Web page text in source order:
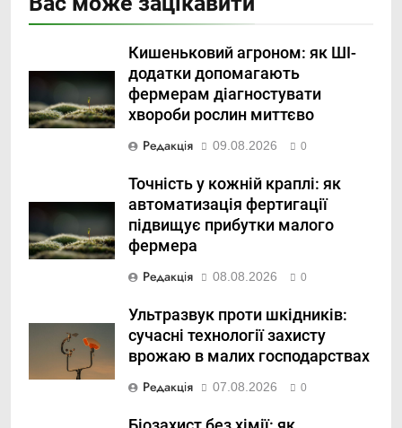
Кишеньковий агроном: як ШІ-
додатки допомагають
фермерам діагностувати
хвороби рослин миттєво
Редакція 09.08.2026 0
Точність у кожній краплі: як
автоматизація фертигації
підвищує прибутки малого
фермера
Редакція 08.08.2026 0
Ультразвук проти шкідників:
сучасні технології захисту
врожаю в малих господарствах
Редакція 07.08.2026 0